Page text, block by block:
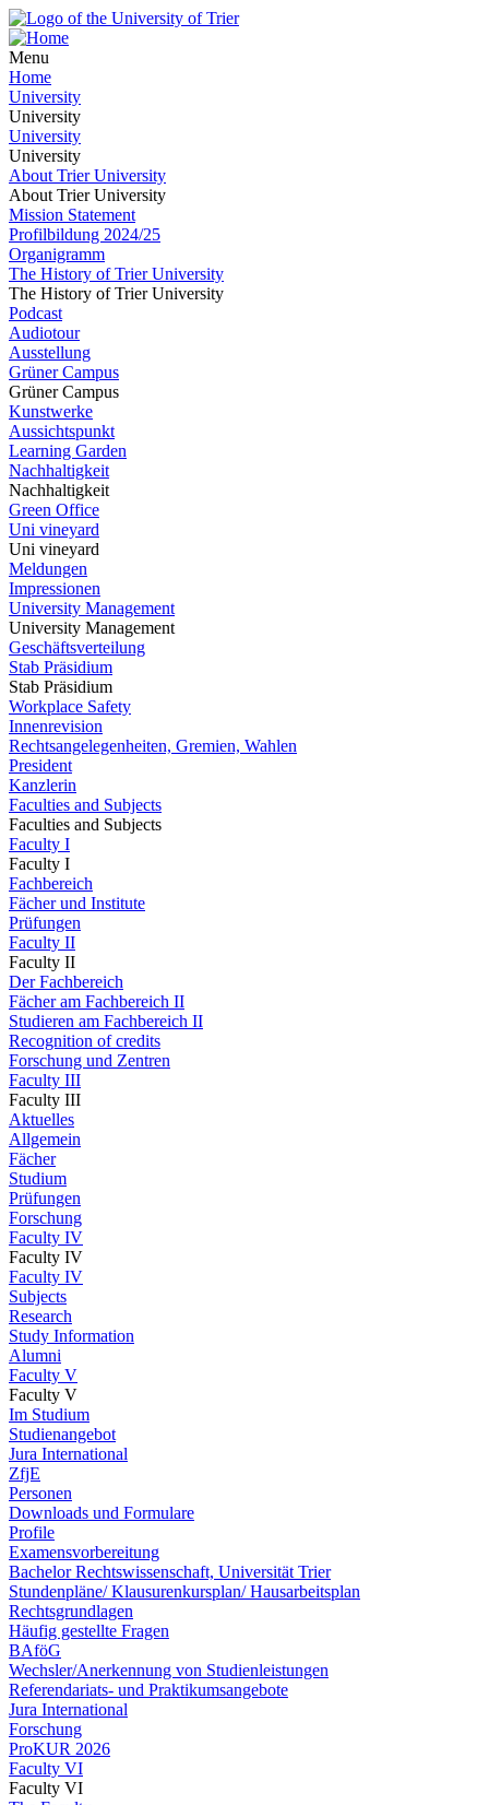
Menu
Home
University
University
University
University
About Trier University
About Trier University
Mission Statement
Profilbildung 2024/25
Organigramm
The History of Trier University
The History of Trier University
Podcast
Audiotour
Ausstellung
Grüner Campus
Grüner Campus
Kunstwerke
Aussichtspunkt
Learning Garden
Nachhaltigkeit
Nachhaltigkeit
Green Office
Uni vineyard
Uni vineyard
Meldungen
Impressionen
University Management
University Management
Geschäftsverteilung
Stab Präsidium
Stab Präsidium
Workplace Safety
Innenrevision
Rechtsangelegenheiten, Gremien, Wahlen
President
Kanzlerin
Faculties and Subjects
Faculties and Subjects
Faculty I
Faculty I
Fachbereich
Fächer und Institute
Prüfungen
Faculty II
Faculty II
Der Fachbereich
Fächer am Fachbereich II
Studieren am Fachbereich II
Recognition of credits
Forschung und Zentren
Faculty III
Faculty III
Aktuelles
Allgemein
Fächer
Studium
Prüfungen
Forschung
Faculty IV
Faculty IV
Faculty IV
Subjects
Research
Study Information
Alumni
Faculty V
Faculty V
Im Studium
Studienangebot
Jura International
ZfjE
Personen
Downloads und Formulare
Profile
Examensvorbereitung
Bachelor Rechtswissenschaft, Universität Trier
Stundenpläne/ Klausurenkursplan/ Hausarbeitsplan
Rechtsgrundlagen
Häufig gestellte Fragen
BAföG
Wechsler/Anerkennung von Studienleistungen
Referendariats- und Praktikumsangebote
Jura International
Forschung
ProKUR 2026
Faculty VI
Faculty VI